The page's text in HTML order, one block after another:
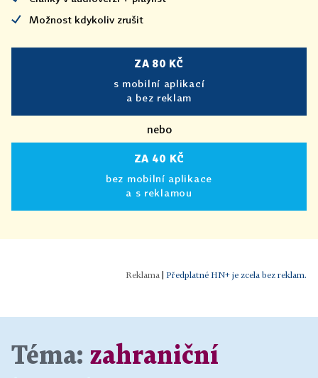
Možnost kdykoliv zrušit
ZA 80 KČ
s mobilní aplikací
a bez reklam
nebo
ZA 40 KČ
bez mobilní aplikace
a s reklamou
Předplatné HN+ je zcela bez reklam.
Téma: zahraniční